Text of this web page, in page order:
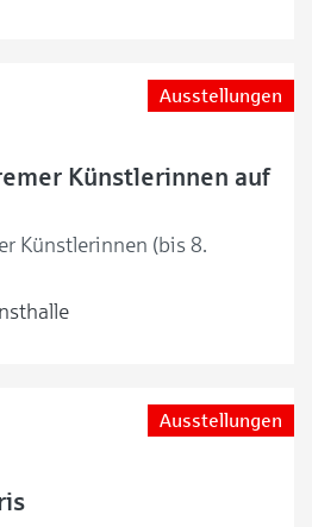
Ausstellungen
Künstlerinnen auf
Künstlerinnen (bis 8.
Ausstellungen